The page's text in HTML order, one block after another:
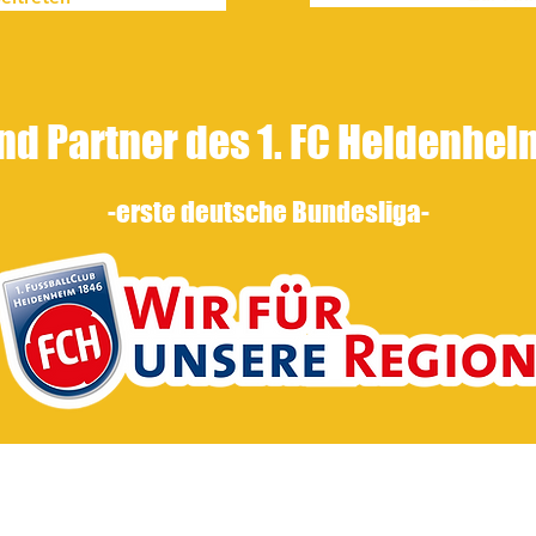
Partner des 1. FC
-erstedeutsche Bundesliga-